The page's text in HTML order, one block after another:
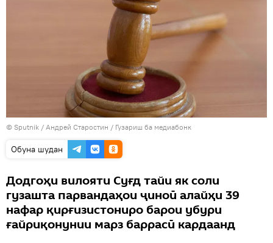
© Sputnik / Андрей Старостин / Гузариш ба медиабонк
Обуна шудан
Додгоҳи вилояти Суғд тайи як соли
гузашта парвандаҳои ҷиноӣ алайҳи 39
нафар қирғизистониро барои убури
ғайриқонунии марз баррасӣ кардаанд